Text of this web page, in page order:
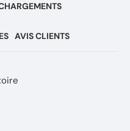
AVIS CLIENTS